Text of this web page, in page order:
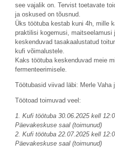
see vajalik on. Tervist toetavate
ja oskused on tõusnud.
Üks töötuba kestab kuni 4h, mille
praktilisi kogemusi, maitseelamusi
keskenduvad tasakaalustatud
kufi võimalustele.
Kaks töötuba keskenduvad meie
fermenteerimisele.
Töötubasid viivad läbi: Merle Vaha
Töötoad toimuvad veel:
1. Kufi töötuba 30.06.2025 kell
Päevakeskuse saal (toimunud)
2. Kufi töötuba 22.07.2025 kell
Päevakeskuse saal (toimunud)